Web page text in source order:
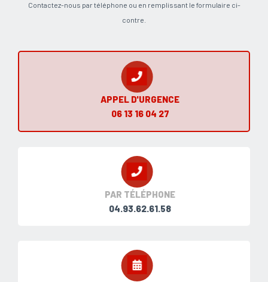
Contactez-nous par téléphone ou en remplissant le formulaire ci-
contre.
APPEL D'URGENCE
06 13 16 04 27
PAR TÉLÉPHONE
04.93.62.61.58